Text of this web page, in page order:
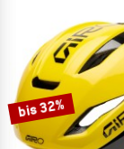
bis 32%